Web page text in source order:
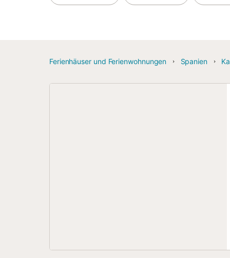
Ferienhäuser und Ferienwohnungen Spanien